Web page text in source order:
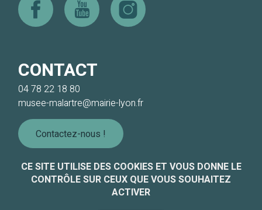
Facebook Youtube Instagram
CONTACT
04 78 22 18 80
musee-malartre@mairie-lyon.fr
Contactez-nous !
CE SITE UTILISE DES COOKIES ET VOUS DONNE LE
CONTRÔLE SUR CEUX QUE VOUS SOUHAITEZ
ACTIVER